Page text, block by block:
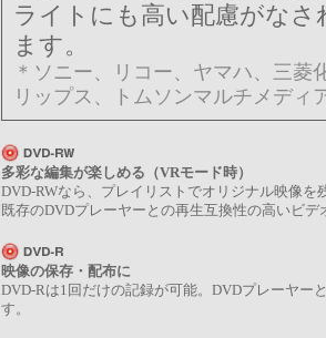
ライトにも高い配慮がな
ます。
＊ソニー、リコー、ヤマハ、三
リップス、トムソンマルチメディ
多彩な編集が楽しめる（VRモード時）
DVD-RWなら、プレイリストでオリジナル映像
既存のDVDプレーヤーとの再生互換性の高いビ
映像の保存・配布に
DVD-Rは1回だけの記録が可能。DVDプレーヤー
す。